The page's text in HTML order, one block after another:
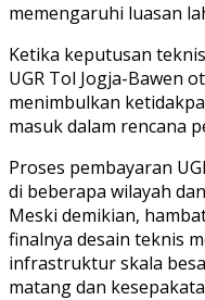
memengaruhi luasan
Ketika keputusan
UGR Tol Jogja-Bawen
menimbulkan
masuk dalam rencana
Proses pembayaran
di beberapa wilayah
Meski demikian,
finalnya desain teknis
infrastruktur skala
matang dan